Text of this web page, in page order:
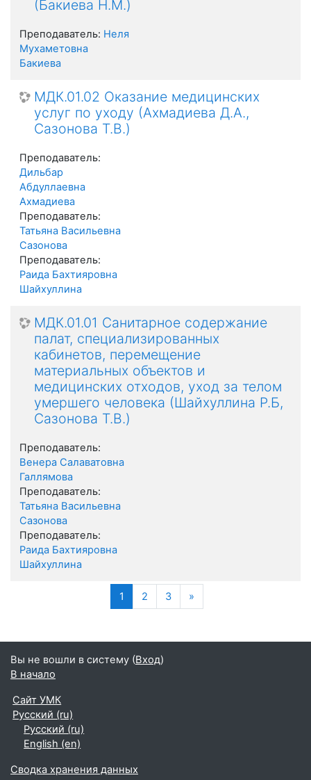
(Бакиева Н.М.)
Преподаватель: Неля
Мухаметовна
Бакиева
МДК.01.02 Оказание медицинских
услуг по уходу (Ахмадиева Д.А.,
Сазонова Т.В.)
Преподаватель:
Дильбар
Абдуллаевна
Ахмадиева
Преподаватель:
Татьяна Васильевна
Сазонова
Преподаватель:
Раида Бахтияровна
Шайхуллина
МДК.01.01 Санитарное содержание
палат, специализированных
кабинетов, перемещение
материальных объектов и
медицинских отходов, уход за телом
умершего человека (Шайхуллина Р.Б,
Сазонова Т.В.)
Преподаватель:
Венера Салаватовна
Галлямова
Преподаватель:
Татьяна Васильевна
Сазонова
Преподаватель:
Раида Бахтияровна
Шайхуллина
1 (текущая)
2 3 »Далее
Вы не вошли в систему (Вход)
В начало
Сайт УМК
Русский ‎(ru)‎
Русский ‎(ru)‎
English ‎(en)‎
Сводка хранения данных